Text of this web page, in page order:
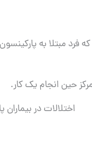
مبتلا به
حین انجام یک کار.